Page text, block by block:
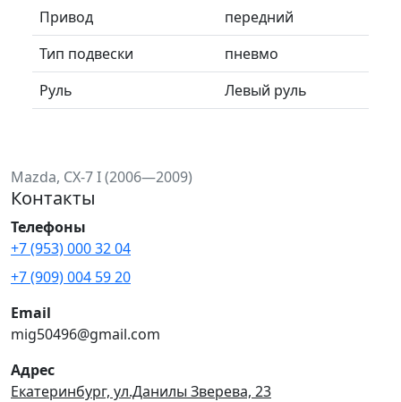
Привод
передний
Тип подвески
пневмо
Руль
Левый руль
Mazda, CX-7 I (2006—2009)
Контакты
Телефоны
+7 (953) 000 32 04
+7 (909) 004 59 20
Email
mig50496@gmail.com
Адрес
Екатеринбург, ул.Данилы Зверева, 23